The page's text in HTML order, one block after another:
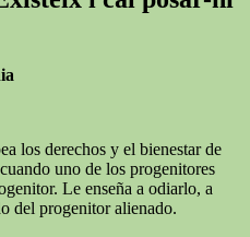
los derechos y el bienestar de
uno de los progenitores
Le enseña a odiarlo, a
del progenitor alienado.